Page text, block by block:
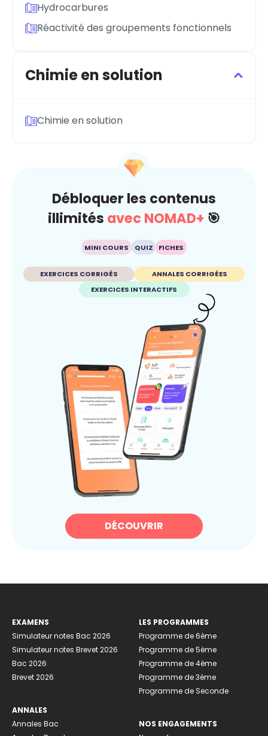
Hydrocarbures
Réactivité des groupements fonctionnels
Chimie en solution
Chimie en solution
Débloquer les contenus
illimités avec NOMAD+ 🎯
MINI COURS QUIZ FICHES
EXERCICES CORRIGÉS
ANNALES CORRIGÉES
EXERCICES INTERACTIFS
DÉCOUVRIR
EXAMENS
Simulateur notes Bac 2026
Simulateur notes Brevet 2026
Bac 2026
Brevet 2026
ANNALES
Annales Bac
LES PROGRAMMES
Programme de 6ème
Programme de 5ème
Programme de 4ème
Programme de 3ème
Programme de Seconde
NOS ENGAGEMENTS